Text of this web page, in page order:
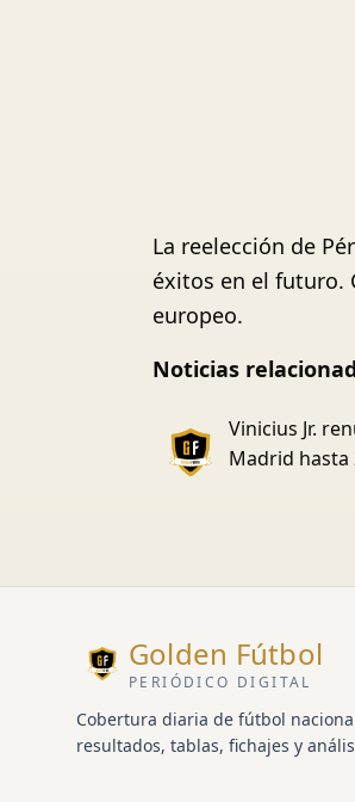
La reelección de
éxitos en el futuro.
europeo.
Noticias
Vinicius Jr.
Madrid hasta
Golden Fútbol
PERIÓDICO DIGITAL
Cobertura diaria de fútbol
resultados, tablas, fichajes y